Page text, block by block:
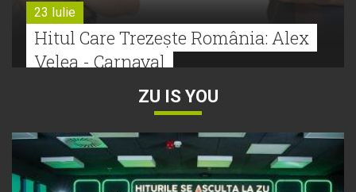
23 Iulie
Hitul Care Trezește România: Alex
Velea - Carnaval
Bătălie strânsă la Hitul Monstru Al
Verii: Cabron versus Faydee
ZU IS YOU